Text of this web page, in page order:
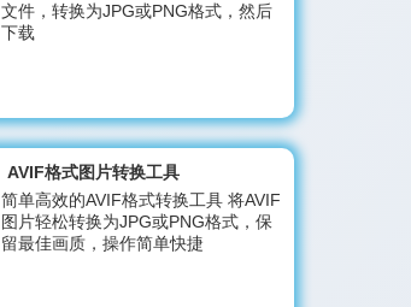
文件，转换为JPG或PNG格式，然后
下载
AVIF格式图片转换工具
简单高效的AVIF格式转换工具 将AVIF
图片轻松转换为JPG或PNG格式，保
留最佳画质，操作简单快捷